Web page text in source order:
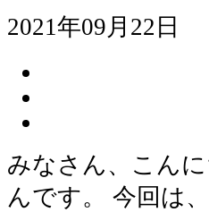
2021年09月22日
みなさん、こん
んです。 今回は